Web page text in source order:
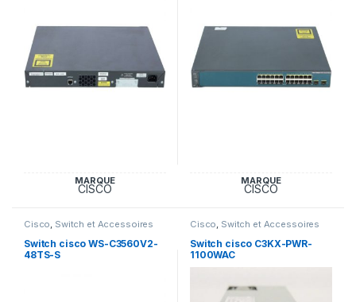
MARQUE
CISCO
MARQUE
CISCO
Cisco Switch et Accessoires
Cisco
Switch cisco WS-C3560V2-
48TS-S
Cisco Switch et Accessoires
Cisco
Switch cisco C3KX-PWR-
1100WAC